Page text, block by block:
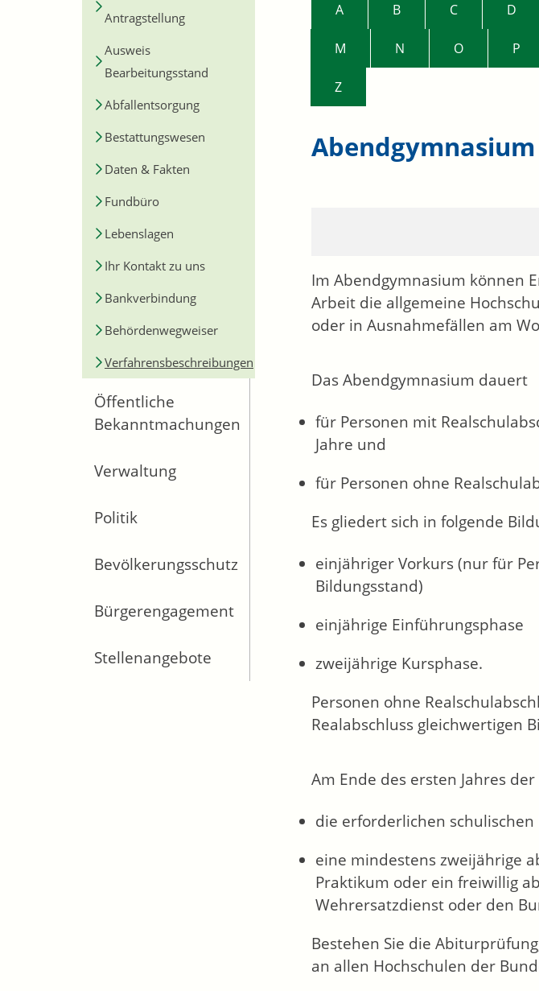
Antragstellung
Ausweis
Bearbeitungsstand
Abfallentsorgung
Bestattungswesen
Daten & Fakten
Fundbüro
Lebenslagen
Ihr Kontakt zu uns
Bankverbindung
Behördenwegweiser
Verfahrensbeschreibungen
Öffentliche
Bekanntmachungen
Verwaltung
Politik
Bevölkerungsschutz
Bürgerengagement
Stellenangebote
A B C D
M N O P
Z
Im Abendgymnasium können
Arbeit die allgemeine
oder in Ausnahmefällen am
Das Abendgymnasium dauert
für Personen mit
Jahre und
für Personen ohne
Es gliedert sich in folgende
einjähriger Vorkurs (nur für
Bildungsstand)
einjährige Einführungsphase
zweijährige Kursphase.
Personen ohne
Realabschluss gleichwertigen
Am Ende des ersten Jahres
die erforderlichen
eine mindestens zweijährige
Praktikum oder ein freiwillig
Wehrersatzdienst oder den
Bestehen Sie die
an allen Hochschulen der